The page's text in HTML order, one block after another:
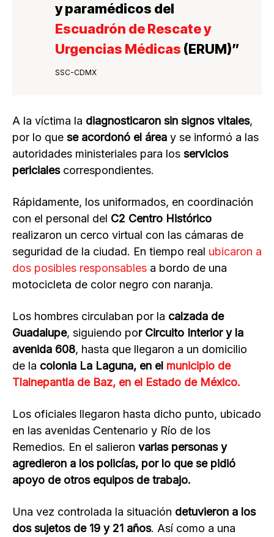
y paramédicos del
Escuadrón de Rescate y
Urgencias Médicas (ERUM)”
SSC-CDMX
A la víctima la diagnosticaron sin signos vitales,
por lo que se acordonó el área y se informó a las
autoridades ministeriales para los servicios
periciales correspondientes.
Rápidamente, los uniformados, en coordinación
con el personal del C2 Centro Histórico
realizaron un cerco virtual con las cámaras de
seguridad de la ciudad. En tiempo real ubicaron a
dos posibles responsables a bordo de una
motocicleta de color negro con naranja.
Los hombres circulaban por la calzada de
Guadalupe, siguiendo por Circuito Interior y la
avenida 608, hasta que llegaron a un domicilio
de la colonia La Laguna, en el municipio de
Tlalnepantla de Baz, en el Estado de México.
Los oficiales llegaron hasta dicho punto, ubicado
en las avenidas Centenario y Río de los
Remedios. En el salieron varias personas y
agredieron a los policías, por lo que se pidió
apoyo de otros equipos de trabajo.
Una vez controlada la situación detuvieron a los
dos sujetos de 19 y 21 años. Así como a una